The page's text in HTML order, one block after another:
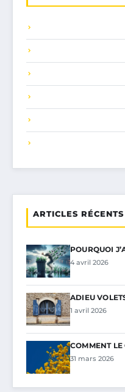
ARTICLES RÉCENTS
POURQUOI
4 avril 2026
ADIEU
1 avril 2026
COMMENT LE
31 mars 2026